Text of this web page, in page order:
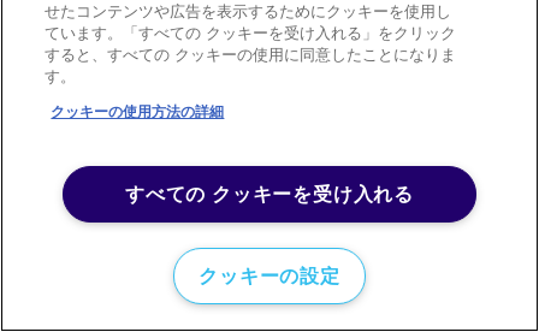
© 2026 アーガス・メディア・グループ
せたコンテンツや広告を表示するためにクッキーを使用し
ています。「すべての クッキーを受け入れる」をクリック
すると、すべての クッキーの使用に同意したことになりま
す。
クッキーの使用方法の詳細
すべての クッキーを受け入れる
クッキーの設定